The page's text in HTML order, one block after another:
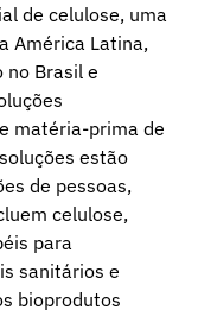
de celulose, uma
América Latina,
no Brasil e
matéria-prima de
estão
de pessoas,
celulose,
para
sanitários e
bioprodutos